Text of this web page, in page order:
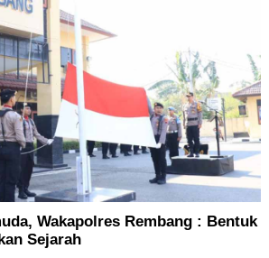
Wakapolres Rembang : Bentuk
Sejarah